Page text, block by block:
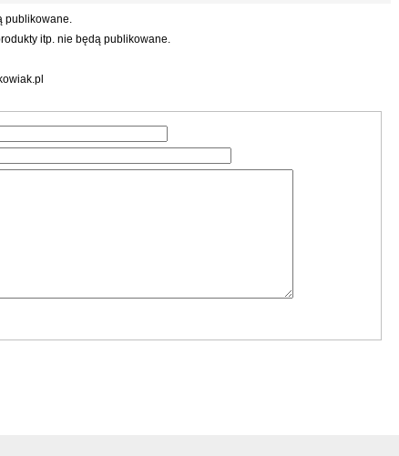
publikowane.
itp. nie będą publikowane.